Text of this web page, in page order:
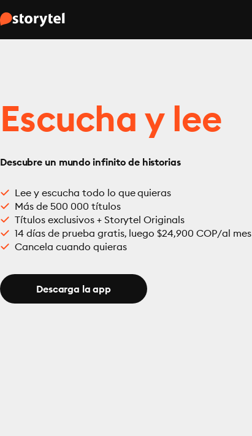
Escucha y lee
Descubre un mundo infinito de historias
Lee y escucha todo lo que quieras
Más de 500 000 títulos
Títulos exclusivos + Storytel Originals
14 días de prueba gratis, luego $24,900 COP/al mes
Cancela cuando quieras
Descarga la app